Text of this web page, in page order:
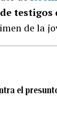
de la
el